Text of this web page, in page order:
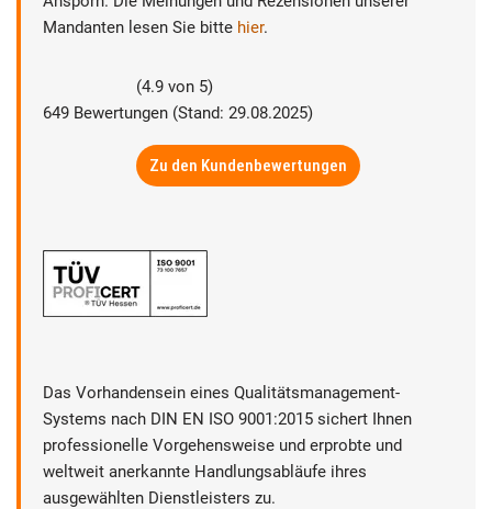
Mandanten lesen Sie bitte hier.
(4.9 von 5)
649 Bewertungen (Stand: 29.08.2025)
Zu den Kundenbewertungen
Das Vorhandensein eines Qualitätsmanagement-
Systems nach DIN EN ISO 9001:2015 sichert Ihnen
professionelle Vorgehensweise und erprobte und
weltweit anerkannte Handlungsabläufe ihres
ausgewählten Dienstleisters zu.